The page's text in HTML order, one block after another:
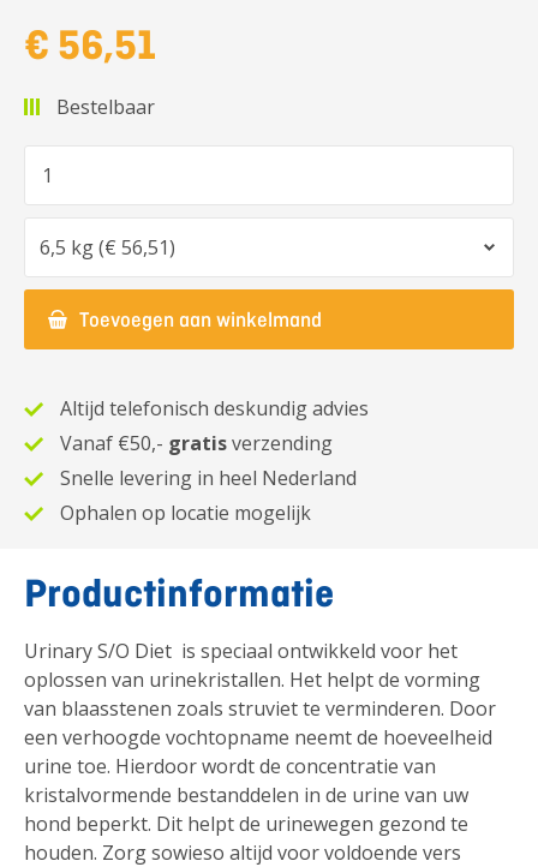
€ 56,51
Bestelbaar
Toevoegen aan winkelmand
Altijd telefonisch deskundig advies
Vanaf €50,- gratisverzending
Snelle levering in heel Nederland
Ophalen op locatie mogelijk
Productinformatie
Urinary S/O Diet is speciaal ontwikkeld voor het
oplossen van urinekristallen. Het helpt de vorming
van blaasstenen zoals struviet te verminderen. Door
een verhoogde vochtopname neemt de hoeveelheid
urine toe. Hierdoor wordt de concentratie van
kristalvormende bestanddelen in de urine van uw
hond beperkt. Dit helpt de urinewegen gezond te
houden. Zorg sowieso altijd voor voldoende vers